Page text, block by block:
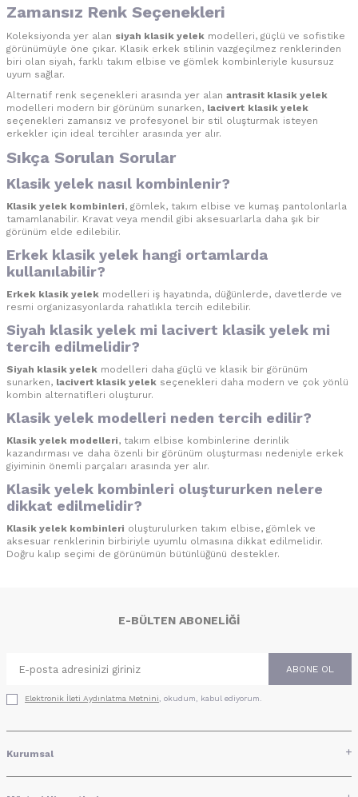
Zamansız Renk Seçenekleri
Koleksiyonda yer alan siyah klasik yelek modelleri, güçlü ve sofistike
görünümüyle öne çıkar. Klasik erkek stilinin vazgeçilmez renklerinden
biri olan siyah, farklı takım elbise ve gömlek kombinleriyle kusursuz
uyum sağlar.
Alternatif renk seçenekleri arasında yer alan antrasit klasik yelek
modelleri modern bir görünüm sunarken, lacivert klasik yelek
seçenekleri zamansız ve profesyonel bir stil oluşturmak isteyen
erkekler için ideal tercihler arasında yer alır.
Sıkça Sorulan Sorular
Klasik yelek nasıl kombinlenir?
Klasik yelek kombinleri, gömlek, takım elbise ve kumaş pantolonlarla
tamamlanabilir. Kravat veya mendil gibi aksesuarlarla daha şık bir
görünüm elde edilebilir.
Erkek klasik yelek hangi ortamlarda
kullanılabilir?
Erkek klasik yelek modelleri iş hayatında, düğünlerde, davetlerde ve
resmi organizasyonlarda rahatlıkla tercih edilebilir.
Siyah klasik yelek mi lacivert klasik yelek mi
tercih edilmelidir?
Siyah klasik yelek modelleri daha güçlü ve klasik bir görünüm
sunarken, lacivert klasik yelek seçenekleri daha modern ve çok yönlü
kombin alternatifleri oluşturur.
Klasik yelek modelleri neden tercih edilir?
Klasik yelek modelleri, takım elbise kombinlerine derinlik
kazandırması ve daha özenli bir görünüm oluşturması nedeniyle erkek
giyiminin önemli parçaları arasında yer alır.
Klasik yelek kombinleri oluştururken nelere
dikkat edilmelidir?
Klasik yelek kombinleri oluşturulurken takım elbise, gömlek ve
aksesuar renklerinin birbiriyle uyumlu olmasına dikkat edilmelidir.
Doğru kalıp seçimi de görünümün bütünlüğünü destekler.
E-BÜLTEN ABONELIĞI
ABONE OL
Elektronik İleti Aydınlatma Metni‌ni , okudum, kabul ediyorum.
Kurumsal